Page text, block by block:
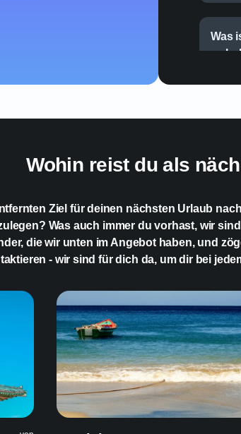
Was
zu
Wohin reist du als
Ziel für deinen nächsten Urlaub
Was auch immer du vorhast, wir
die wir unten im Angebot haben, und
- wir sind für dich da, um dir bei